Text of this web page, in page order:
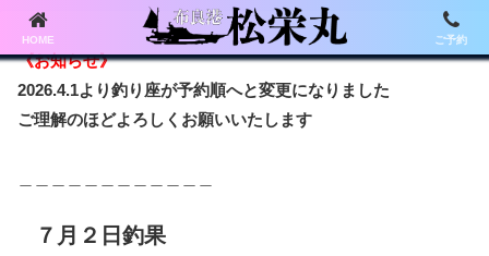
《お知らせ》
2026.4.1より釣り座が予約順へと変更になりました
ご理解のほどよろしくお願いいたします
７月２日釣果
HOME ご予約